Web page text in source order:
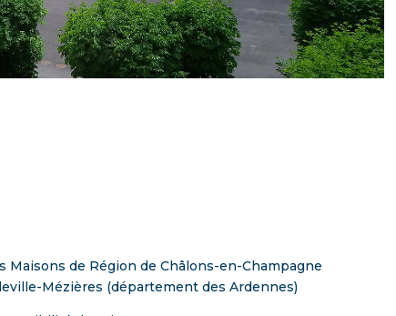
de Région de Châlons-en-Champagne
Mézières (département des Ardennes)